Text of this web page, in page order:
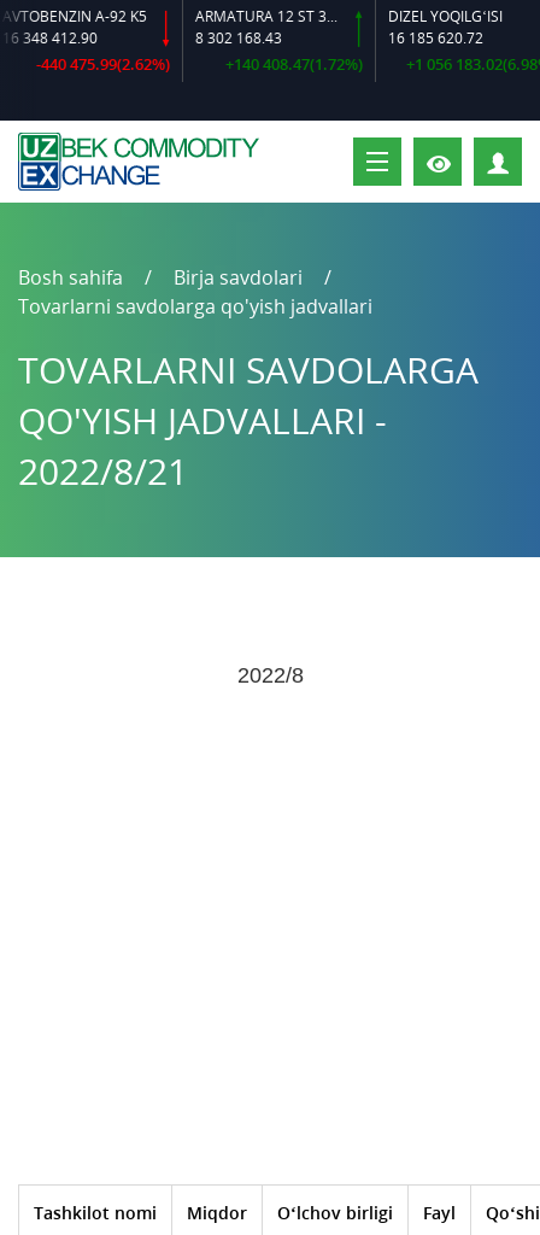
A-92 K5
412.90
-440 475.99(2.62%)
ARMATURA 12 ST 35 GS O‘LCHAMLI
8 302 168.43
+140 408.47(1.72%)
DIZEL YOQILG‘ISI
16 185 620.72
+1 056 183.02(6.98%)
Bosh sahifa
Birja savdolari
Tovarlarni savdolarga qo'yish jadvallari
TOVARLARNI SAVDOLARGA
QO'YISH JADVALLARI -
2022/8/21
2022/8
Tashkilot nomi Miqdor O‘lchov birligi Fayl